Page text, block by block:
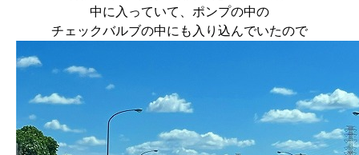
中に入っていて、ポンプの中の
チェックバルブの中にも入り込んでいたので